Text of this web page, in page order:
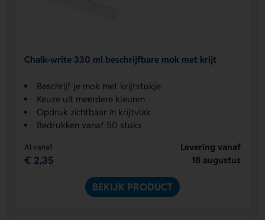
Chalk-write 330 ml beschrijfbare mok met krijt
Beschrijf je mok met krijtstukje
Keuze uit meerdere kleuren
Opdruk zichtbaar in krijtvlak
Bedrukken vanaf 50 stuks
Al vanaf
€ 2,35
Levering vanaf
18 augustus
BEKIJK PRODUCT